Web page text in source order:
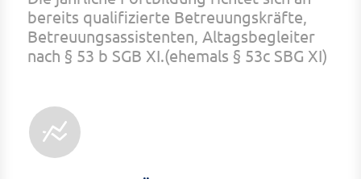
bereits qualifizierte Betreuungskräfte,
Betreuungsassistenten, Altagsbegleiter
nach § 53 b SGB XI.(ehemals § 53c SBG XI)